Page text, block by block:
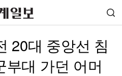
20대 중앙선 침
부대 가던 어머